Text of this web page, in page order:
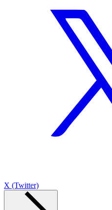
X (Twitter)